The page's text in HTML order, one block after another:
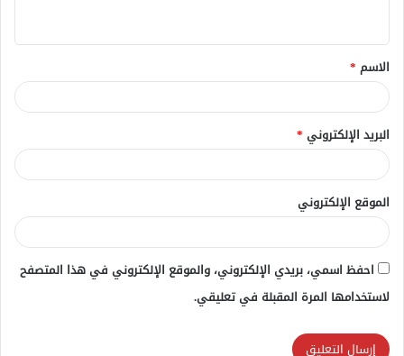
ق
*
الاسم *
البريد الإلكتروني *
الموقع الإلكتروني
احفظ اسمي، بريدي الإلكتروني، والموقع الإلكتروني في هذا المتصفح
لاستخدامها المرة المقبلة في تعليقي.